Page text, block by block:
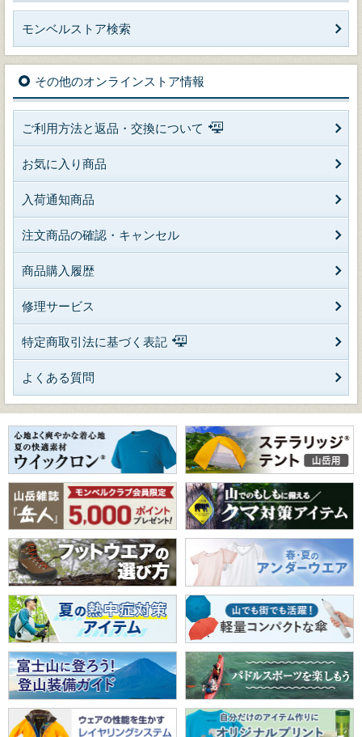
モンベルストア検索
その他のオンラインストア情報
ご利用方法と返品・交換について
お気に入り商品
入荷通知商品
注文商品の確認・キャンセル
商品購入履歴
修理サービス
特定商取引法に基づく表記
よくある質問